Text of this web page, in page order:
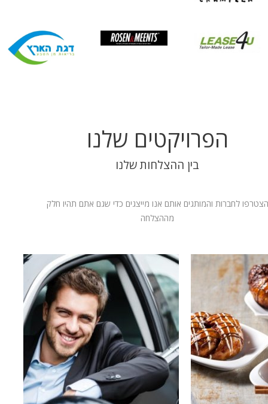
הפרויקטים שלנו
בין ההצלחות שלנו
הצטרפו לחברות והמותגים אותם אנו מייצגים כדי שגם אתם תהיו חלק
מההצלחה